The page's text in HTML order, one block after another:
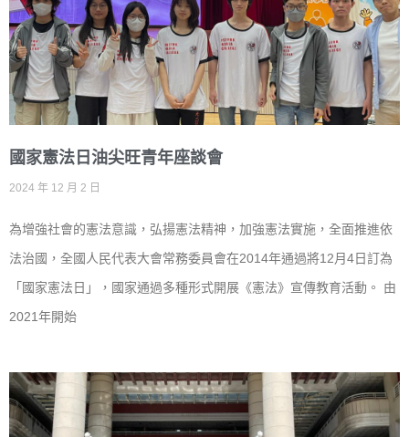
國家憲法日油尖旺青年座談會
2024 年 12 月 2 日
為增強社會的憲法意識，弘揚憲法精神，加強憲法實施，全面推進依
法治國，全國人民代表大會常務委員會在2014年通過將12月4日訂為
「國家憲法日」，國家通過多種形式開展《憲法》宣傳教育活動。 由
2021年開始